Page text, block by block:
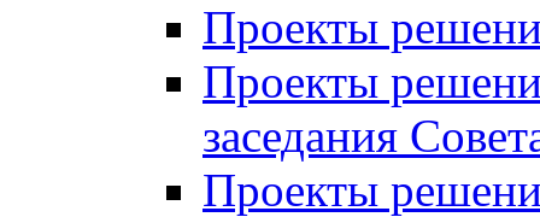
Проекты
Проекты
заседания
Проекты